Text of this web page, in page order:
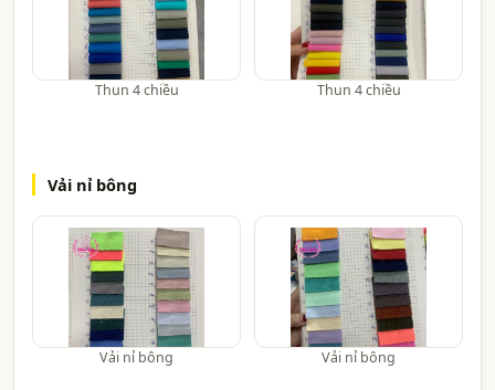
Thun 4 chiều Thun 4 chiều
Vải nỉ bông
Vải nỉ bông Vải nỉ bông